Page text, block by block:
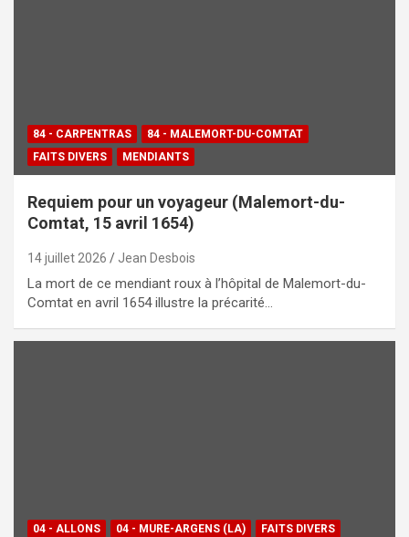
84 - CARPENTRAS
84 - MALEMORT-DU-COMTAT
FAITS DIVERS
MENDIANTS
Requiem pour un voyageur (Malemort-du-
Comtat, 15 avril 1654)
14 juillet 2026 Jean Desbois
La mort de ce mendiant roux à l’hôpital de Malemort-du-
Comtat en avril 1654 illustre la précarité…
04 - ALLONS 04 - MURE-ARGENS (LA)
FAITS DIVERS